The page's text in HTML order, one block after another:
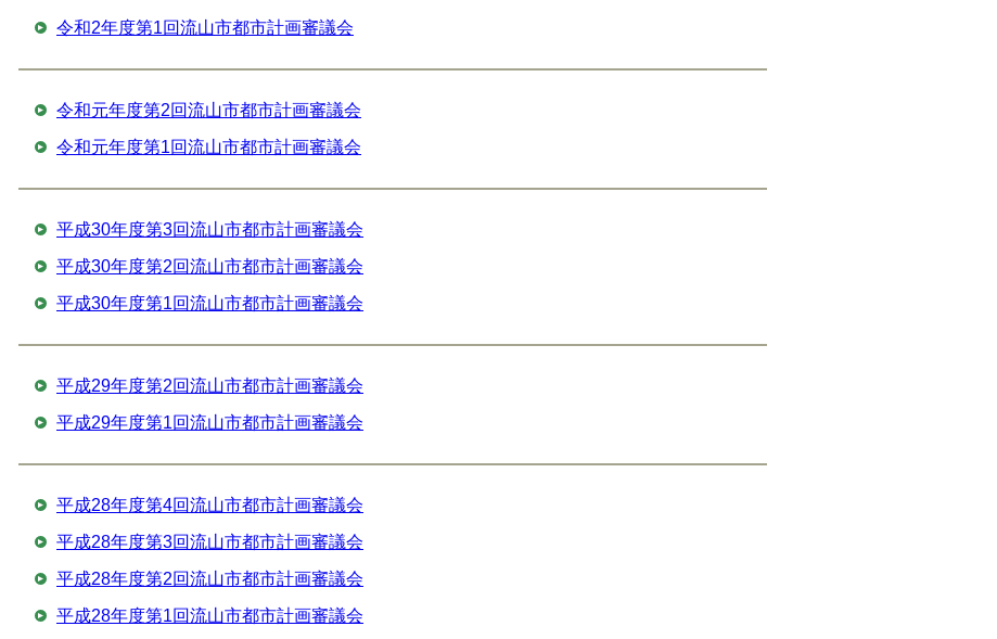
令和2年度第1回流山市都市計画審議会
令和元年度第2回流山市都市計画審議会
令和元年度第1回流山市都市計画審議会
平成30年度第3回流山市都市計画審議会
平成30年度第2回流山市都市計画審議会
平成30年度第1回流山市都市計画審議会
平成29年度第2回流山市都市計画審議会
平成29年度第1回流山市都市計画審議会
平成28年度第4回流山市都市計画審議会
平成28年度第3回流山市都市計画審議会
平成28年度第2回流山市都市計画審議会
平成28年度第1回流山市都市計画審議会